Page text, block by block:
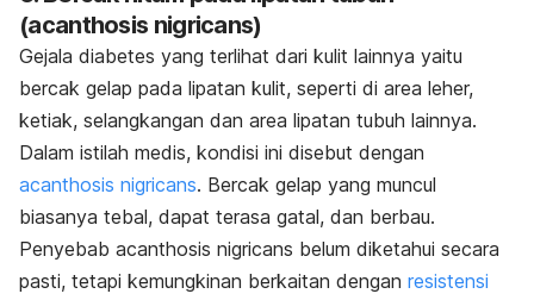
(acanthosis nigricans)
Gejala diabetes yang terlihat dari kulit lainnya yaitu
bercak gelap pada lipatan kulit, seperti di area leher,
ketiak, selangkangan dan area lipatan tubuh lainnya.
Dalam istilah medis, kondisi ini disebut dengan
acanthosis nigricans. Bercak gelap yang muncul
biasanya tebal, dapat terasa gatal, dan berbau.
Penyebab acanthosis nigricans belum diketahui secara
pasti, tetapi kemungkinan berkaitan dengan resistensi